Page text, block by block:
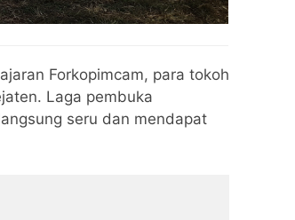
Forkopimcam, para tokoh
Laga pembuka
seru dan mendapat